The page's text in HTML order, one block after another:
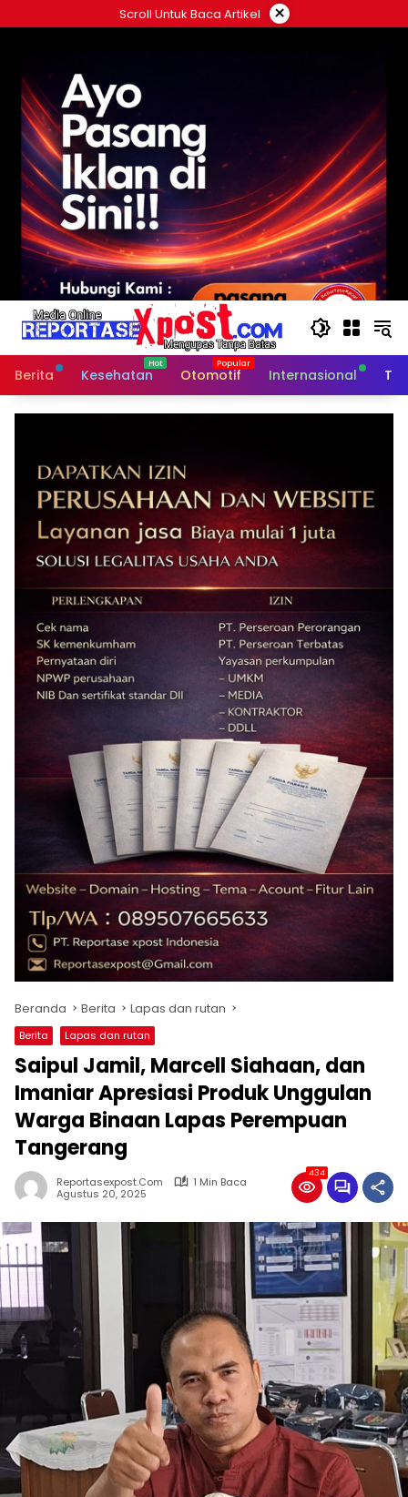
ke
Scroll Untuk Baca Artikel ×
Berita Kesehatan Otomotif Internasional
Beranda Berita Lapas dan rutan
Berita Lapas dan rutan
Saipul Jamil, Marcell Siahaan, dan
Imaniar Apresiasi Produk Unggulan
Warga Binaan Lapas Perempuan
Tangerang
Reportasexpost.com
1 Min Baca
Agustus 20, 2025
434